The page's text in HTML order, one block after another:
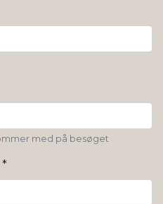
med på besøget
*